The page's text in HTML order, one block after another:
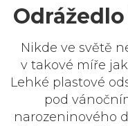
Nikde ve světě
v takové míře
Lehké plastové
pod
narozeninového